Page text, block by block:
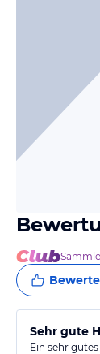
Sammle
Sehr gute
Ein sehr